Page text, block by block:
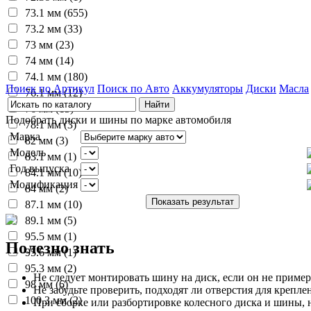
73.1 мм (655)
73.2 мм (33)
73 мм (23)
74 мм (14)
74.1 мм (180)
76.1 мм (12)
76 мм (15)
78.1 мм (3)
82 мм (3)
83.1 мм (1)
84.1 мм (10)
84 мм (2)
87.1 мм (10)
89.1 мм (5)
95.5 мм (1)
95.6 мм (1)
95.3 мм (2)
98 мм (6)
100.3 мм (2)
Поиск по Артикул Поиск по Авто Аккумуляторы Диски Масла
Подобрать диски и шины по марке автомобиля
Марка
Модель
Год выпуска
Модификация
Полезно знать
Не следует монтировать шину на диск, если он не
Не забудьте проверить, подходят ли отверстия для
При сборке или разбортировке колесного диска и шины,